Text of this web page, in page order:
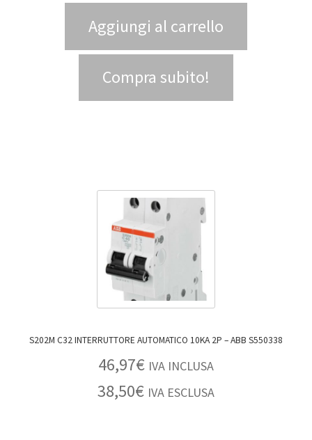
Aggiungi al carrello
Compra subito!
S202M C32 INTERRUTTORE AUTOMATICO 10KA 2P – ABB S550338
46,97€ IVA INCLUSA
38,50€ IVA ESCLUSA